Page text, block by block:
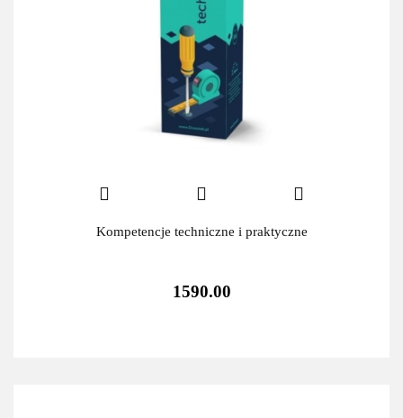
Kompetencje techniczne i praktyczne
1590.00